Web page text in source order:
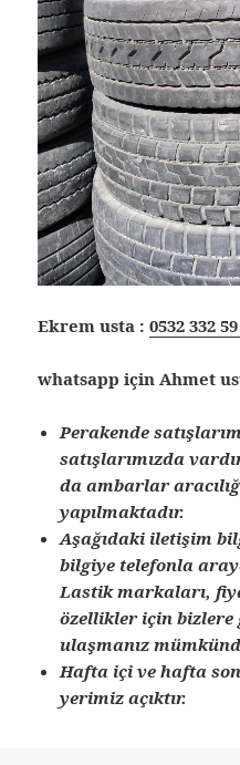
Ekrem usta :0532 332
whatsapp için Ahmet
Perakende
satışlarımızda
da ambarlar
yapılmaktadır.
Aşağıdaki iletişim
bilgiye telefonla
Lastik markaları,
özellikler için
ulaşmanız
Hafta içi ve hafta
yerimiz açıktır.